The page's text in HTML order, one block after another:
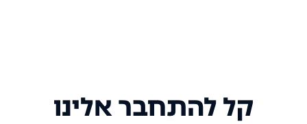
קל להתחבר אלינו